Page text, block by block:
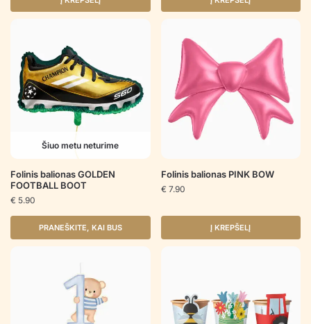
Šiuo metu neturime
Folinis balionas GOLDEN
FOOTBALL BOOT
€ 5.90
PRANEŠKITE, KAI BUS
Folinis balionas PINK BOW
€ 7.90
Į KREPŠELĮ